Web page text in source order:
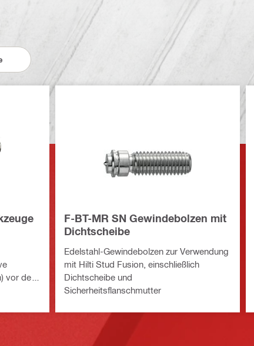
vor dem
F-BT-MR SN Gewindebolzen mit
Dichtscheibe
Edelstahl-Gewindebolzen zur Verwendung
mit Hilti Stud Fusion, einschließlich
Dichtscheibe und
Sicherheitsflanschmutter